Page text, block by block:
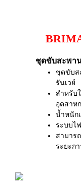
ชุดขับสะพาน
ชุดขับส
รันเวย์
สำหรับ
อุตสาห
น้ำหนัก
ระบบไ
สามาร
ระยะก